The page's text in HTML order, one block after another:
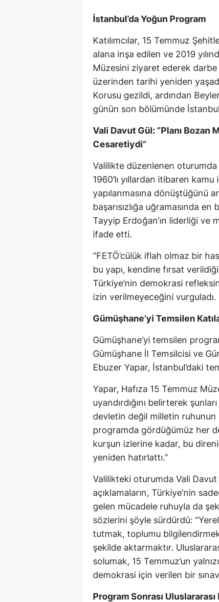
İstanbul’da Yoğun Program
Katılımcılar, 15 Temmuz
alana inşa edilen ve 2019
Müzesini ziyaret ederek darbe
üzerinden tarihi yeniden
Korusu gezildi, ardından
günün son bölümünde
Vali Davut Gül: “Planı Bozan
Cesaretiydi”
Valilikte düzenlenen oturumda
1960’lı yıllardan itibaren
yapılanmasına dönüştüğünü
başarısızlığa uğramasında
Tayyip Erdoğan’ın liderliği ve
ifade etti.
“FETÖ’cülük iflah olmaz bir
bu yapı, kendine fırsat
Türkiye’nin demokrasi
izin verilmeyeceğini vurguladı.
Gümüşhane’yi Temsilen
Gümüşhane’yi temsilen
Gümüşhane İl Temsilcisi ve
Ebuzer Yapar, İstanbul’daki
Yapar, Hafıza 15 Temmuz
uyandırdığını belirterek
devletin değil milletin ruhunun
programda gördüğümüz her
kurşun izlerine kadar, bu
yeniden hatırlattı.”
Valilikteki oturumda Vali Davut
açıklamaların, Türkiye’nin
gelen mücadele ruhuyla da
sözlerini şöyle sürdürdü:
tutmak, toplumu bilgilendirmek
şekilde aktarmaktır.
solumak, 15 Temmuz’un
demokrasi için verilen bir
Program Sonrası Uluslararası